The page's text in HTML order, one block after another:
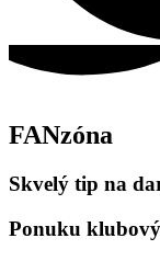
FANzóna
Skvelý tip na
Ponuku